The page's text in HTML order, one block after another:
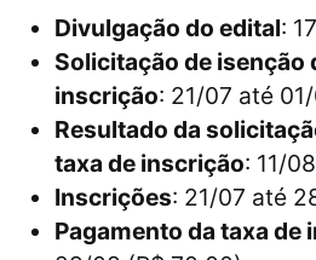
Divulgação do edital:
Solicitação de isenção
inscrição: 21/07 até
Resultado da
taxa de inscrição: 11/
Inscrições: 21/07 até
Pagamento da taxa de